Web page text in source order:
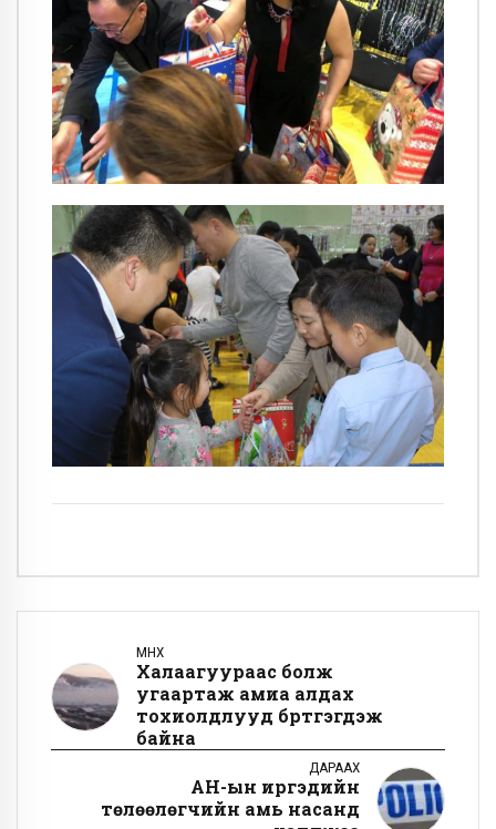
ӨМНӨХ
Халаагуураас болж
угаартаж амиа алдах
тохиолдлууд бүртгэгдэж
байна
ДАРААХ
АН-ын иргэдийн
төлөөлөгчийн амь насанд